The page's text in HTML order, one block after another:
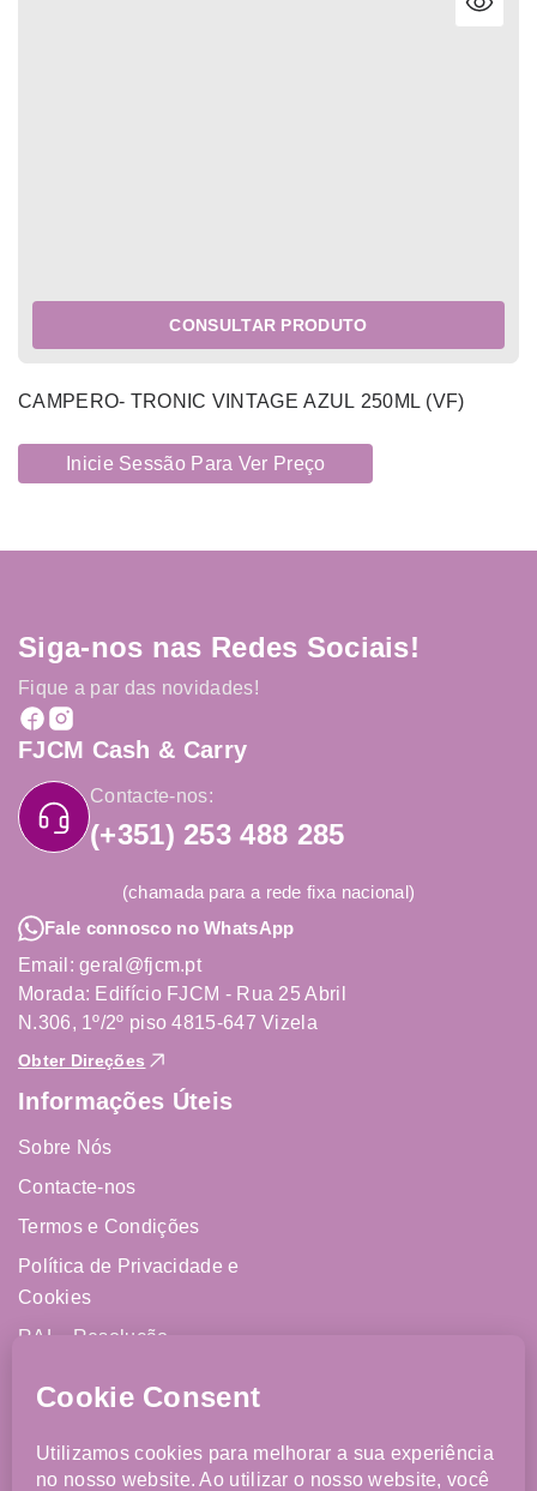
CONSULTAR PRODUTO
CAMPERO- TRONIC VINTAGE AZUL 250ML (VF)
Inicie Sessão Para Ver Preço
Siga-nos nas Redes Sociais!
Fique a par das novidades!
FJCM Cash & Carry
Contacte-nos:
(+351) 253 488 285
(chamada para a rede fixa nacional)
Fale connosco no WhatsApp
Email: geral@fjcm.pt
Morada: Edifício FJCM - Rua 25 Abril
N.306, 1º/2º piso 4815-647 Vizela
Obter Direções
Informações Úteis
Sobre Nós
Contacte-nos
Termos e Condições
Política de Privacidade e
Cookies
RAL - Resolução
Livro de Reclamações